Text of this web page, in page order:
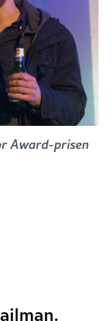
Award-prisen